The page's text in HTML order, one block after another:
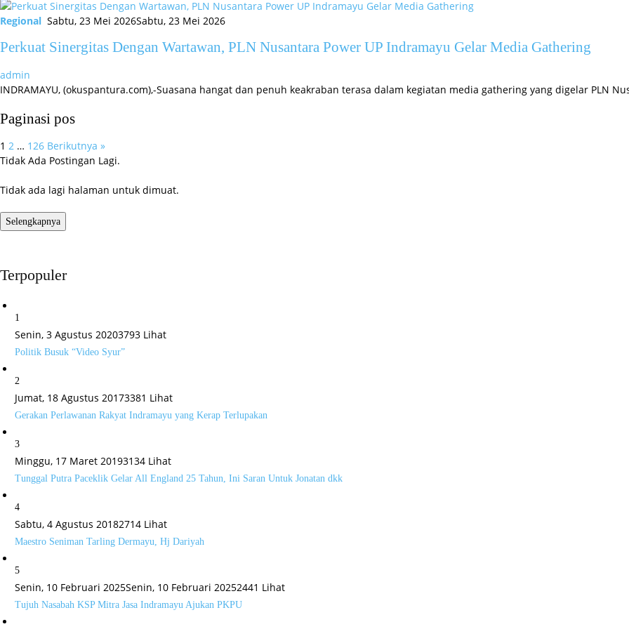
Regional Sabtu, 23 Mei 2026Sabtu, 23 Mei 2026
Perkuat Sinergitas Dengan Wartawan, PLN Nusantara Power UP Indramayu Gelar Media Gathering
admin
INDRAMAYU, (okuspantura.com),-Suasana hangat dan penuh keakraban terasa dalam kegiatan media gathering yang digelar PLN
Paginasi pos
1 2 … 126 Berikutnya »
Tidak Ada Postingan Lagi.
Tidak ada lagi halaman untuk dimuat.
Selengkapnya
Terpopuler
1
Senin, 3 Agustus 20203793 Lihat
Politik Busuk “Video Syur”
2
Jumat, 18 Agustus 20173381 Lihat
Gerakan Perlawanan Rakyat Indramayu yang Kerap Terlupakan
3
Minggu, 17 Maret 20193134 Lihat
Tunggal Putra Paceklik Gelar All England 25 Tahun, Ini Saran Untuk Jonatan dkk
4
Sabtu, 4 Agustus 20182714 Lihat
Maestro Seniman Tarling Dermayu, Hj Dariyah
5
Senin, 10 Februari 2025Senin, 10 Februari 20252441 Lihat
Tujuh Nasabah KSP Mitra Jasa Indramayu Ajukan PKPU